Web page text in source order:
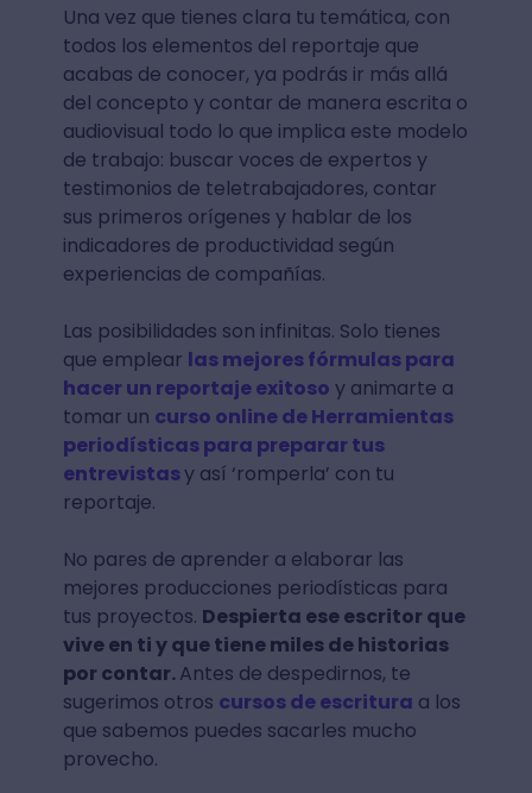
Una vez que tienes clara tu temática, con
todos los elementos del reportaje que
acabas de conocer, ya podrás ir más allá
del concepto y contar de manera escrita o
audiovisual todo lo que implica este modelo
de trabajo: buscar voces de expertos y
testimonios de teletrabajadores, contar
sus primeros orígenes y hablar de los
indicadores de productividad según
experiencias de compañías.
Las posibilidades son infinitas. Solo tienes
que emplear las mejores fórmulas para
hacer un reportaje exitoso y animarte a
tomar un curso online de Herramientas
periodísticas para preparar tus
entrevistasy así ‘romperla’ con tu
reportaje.
No pares de aprender a elaborar las
mejores producciones periodísticas para
tus proyectos. Despierta ese escritor que
vive en ti y que tiene miles de historias
por contar.Antes de despedirnos, te
sugerimos otros cursos de escritura a los
que sabemos puedes sacarles mucho
provecho.